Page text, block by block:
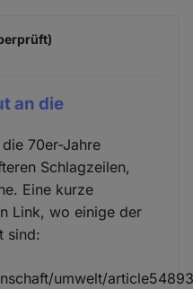
an die
70er-Jahre
Schlagzeilen,
Eine kurze
Link, wo einige der
sind:
umwelt/